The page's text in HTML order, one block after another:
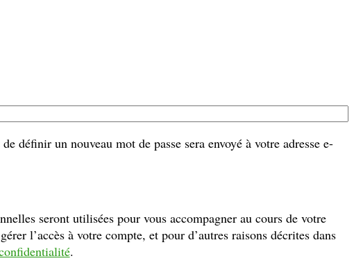
définir un nouveau mot de passe sera envoyé à votre adresse e-
seront utilisées pour vous accompagner au cours de votre
l’accès à votre compte, et pour d’autres raisons décrites dans
.